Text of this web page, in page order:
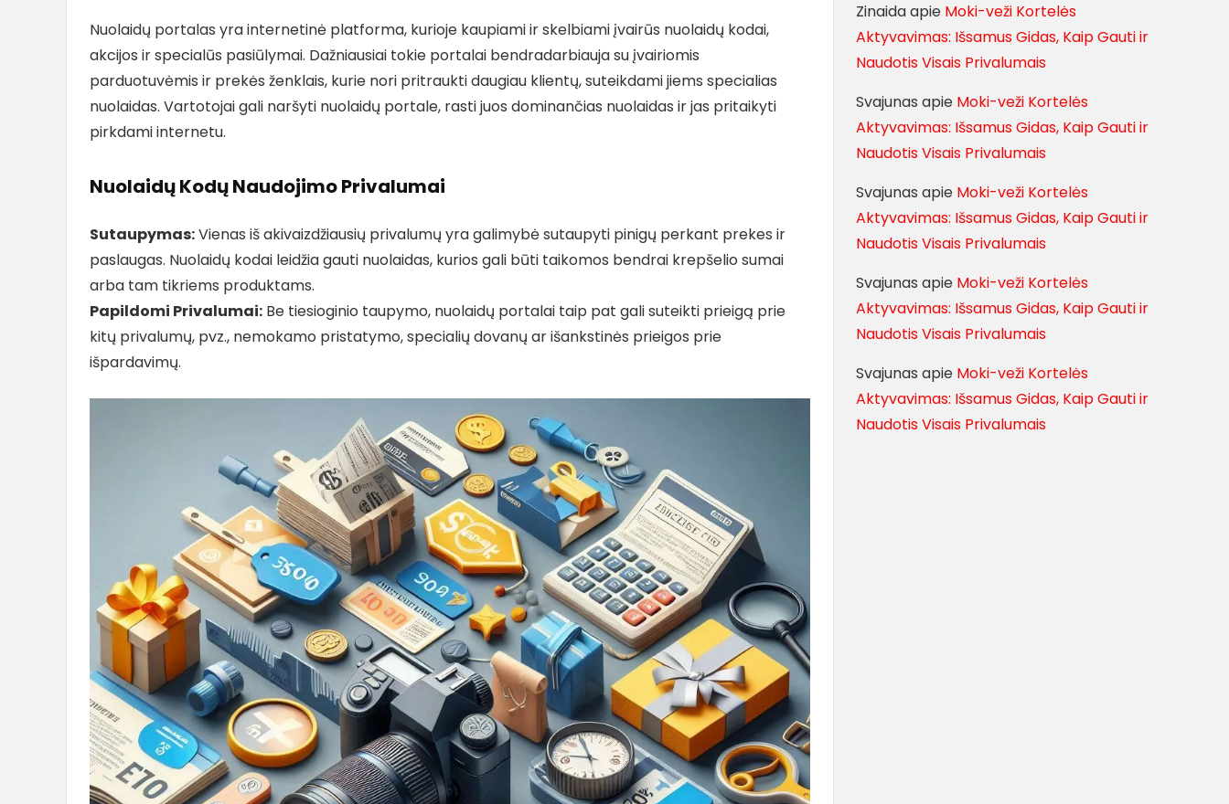
Nuolaidų portalas yra internetinė platforma, kurioje kaupiami ir skelbiami įvairūs nuolaidų kodai,
akcijos ir specialūs pasiūlymai. Dažniausiai tokie portalai bendradarbiauja su įvairiomis
parduotuvėmis ir prekės ženklais, kurie nori pritraukti daugiau klientų, suteikdami jiems specialias
nuolaidas. Vartotojai gali naršyti nuolaidų portale, rasti juos dominančias nuolaidas ir jas pritaikyti
pirkdami internetu.
Nuolaidų Kodų Naudojimo Privalumai
Sutaupymas:Vienas iš akivaizdžiausių privalumų yra galimybė sutaupyti pinigų perkant prekes ir
paslaugas. Nuolaidų kodai leidžia gauti nuolaidas, kurios gali būti taikomos bendrai krepšelio sumai
arba tam tikriems produktams.
Papildomi Privalumai: Be tiesioginio taupymo, nuolaidų portalai taip pat gali suteikti prieigą prie
kitų privalumų, pvz., nemokamo pristatymo, specialių dovanų ar išankstinės prieigos prie
išpardavimų.
Zinaidaapie Moki-veži Kortelės
Aktyvavimas: Išsamus Gidas, Kaip Gauti ir
Naudotis Visais Privalumais
Svajunas apie Moki-veži Kortelės
Aktyvavimas: Išsamus Gidas, Kaip Gauti ir
Naudotis Visais Privalumais
Svajunas apie Moki-veži Kortelės
Aktyvavimas: Išsamus Gidas, Kaip Gauti ir
Naudotis Visais Privalumais
Svajunas apie Moki-veži Kortelės
Aktyvavimas: Išsamus Gidas, Kaip Gauti ir
Naudotis Visais Privalumais
Svajunas apie Moki-veži Kortelės
Aktyvavimas: Išsamus Gidas, Kaip Gauti ir
Naudotis Visais Privalumais